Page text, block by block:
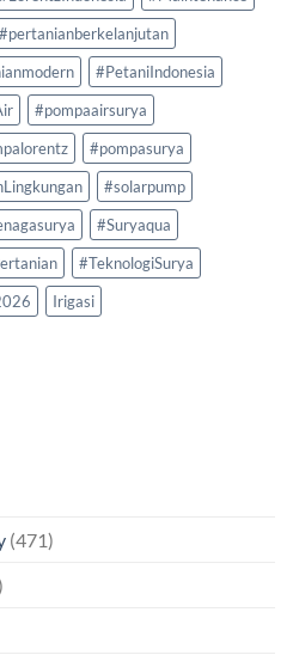
#pertanianberkelanjutan
#PetaniIndonesia
#pompaairsurya
#pompasurya
#solarpump
#Suryaqua
#TeknologiSurya
Irigasi
(471)